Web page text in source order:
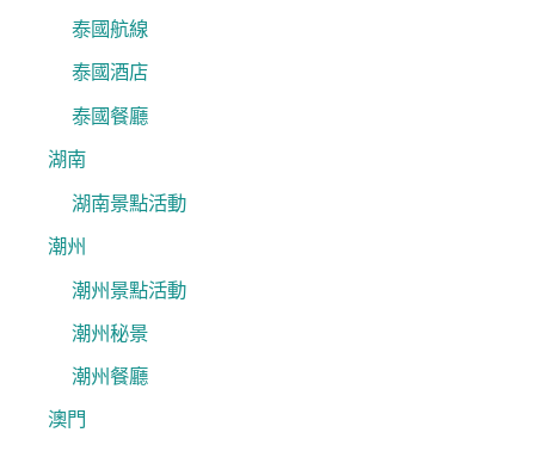
泰國航線
泰國酒店
泰國餐廳
湖南
湖南景點活動
潮州
潮州景點活動
潮州秘景
潮州餐廳
澳門